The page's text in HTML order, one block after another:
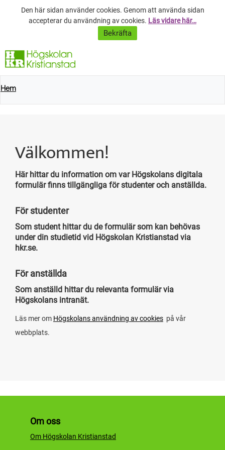
Den här sidan använder cookies. Genom att använda sidan
accepterar du användning av cookies. Läs vidare här…
Hem
Välkommen!
Här hittar du information om var Högskolans digitala
formulär finns tillgängliga för studenter och anställda.
För studenter
Som student hittar du de formulär som kan behövas
under din studietid vid Högskolan Kristianstad via
hkr.se.
För anställda
Som anställd hittar du relevanta formulär via
Högskolans intranät.
Läs mer om Högskolans användning av cookies på vår
webbplats.
Om oss
Om Högskolan Kristianstad